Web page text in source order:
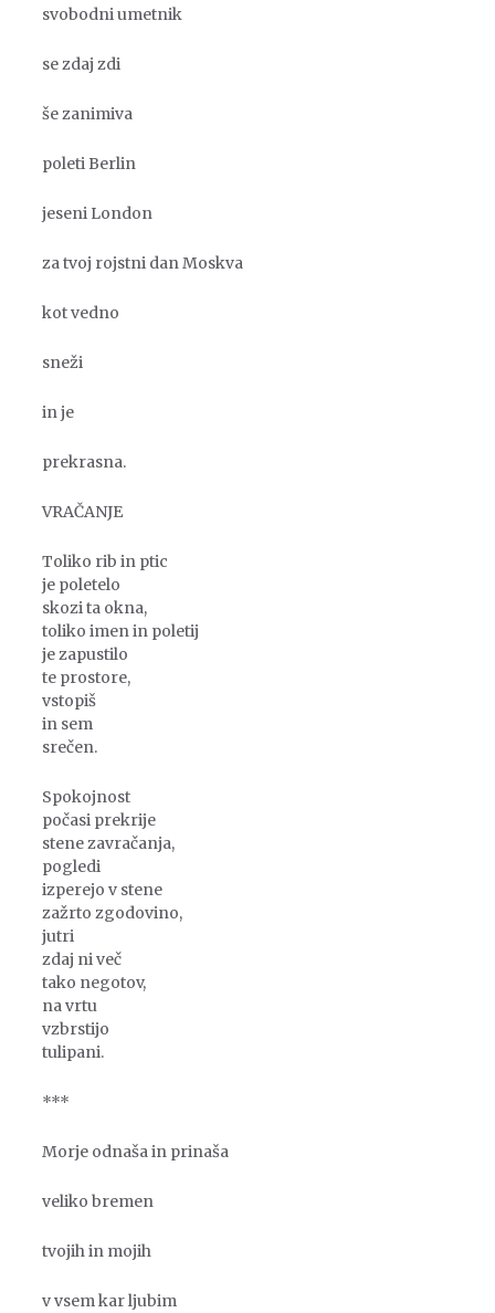
svobodni umetnik
se zdaj zdi
še zanimiva
poleti Berlin
jeseni London
za tvoj rojstni dan Moskva
kot vedno
sneži
in je
prekrasna.
VRAČANJE
Toliko rib in ptic
je poletelo
skozi ta okna,
toliko imen in poletij
je zapustilo
te prostore,
vstopiš
in sem
srečen.
Spokojnost
počasi prekrije
stene zavračanja,
pogledi
izperejo v stene
zažrto zgodovino,
jutri
zdaj ni več
tako negotov,
na vrtu
vzbrstijo
tulipani.
***
Morje odnaša in prinaša
veliko bremen
tvojih in mojih
v vsem kar ljubim